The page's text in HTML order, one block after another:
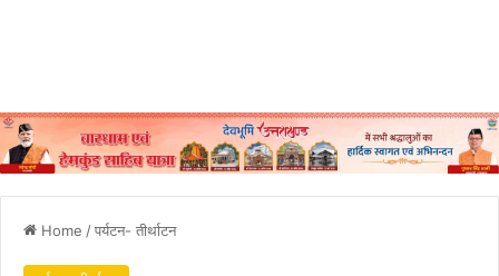
Home /पर्यटन- तीर्थाटन